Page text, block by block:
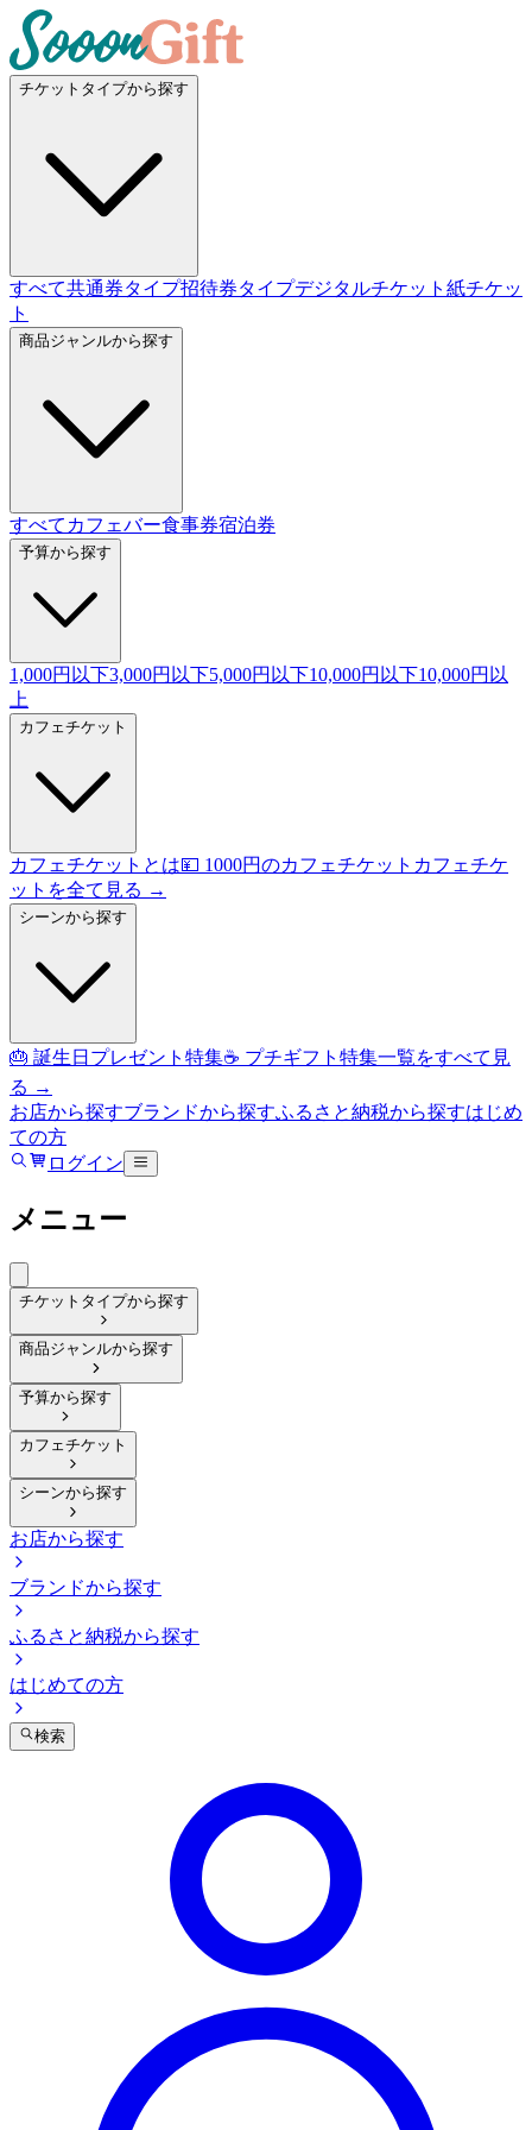
チケットタイプから探す
すべて共通券タイプ招待券タイプデジタルチケット 紙チケッ
ト
商品ジャンルから探す
すべて カフェバー食事券宿泊券
予算から探す
1,000円以下3,000円以下5,000円以下10,000円以下10,000円以
上
カフェチケット
カフェチケットとは💴 1000円のカフェチケット カフェチケ
ットを全て見る →
シーンから探す
🎂 誕生日プレゼント特集☕ プチギフト特集一覧をすべて見
る →
お店から探すブランドから探すふるさと納税から探すはじめ
ての方
ログイン
メニュー
チケットタイプから探す
商品ジャンルから探す
予算から探す
カフェチケット
シーンから探す
お店から探す
ブランドから探す
ふるさと納税から探す
はじめての方
検索